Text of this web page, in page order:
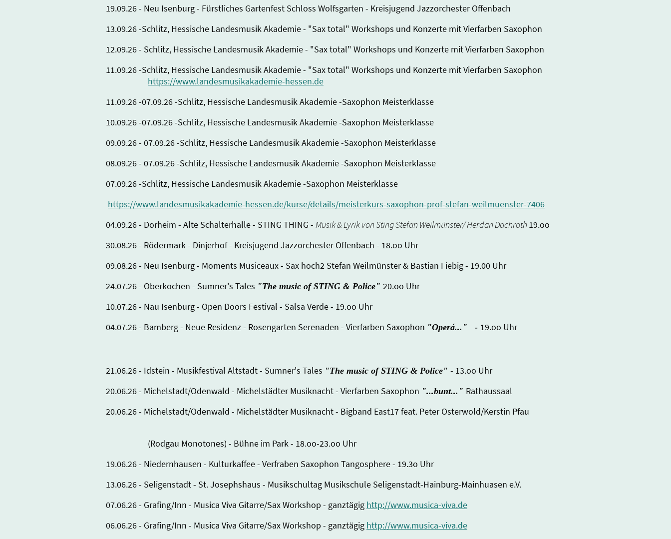
19.09.26 - Neu Isenburg - Fürstliches Gartenfest Schloss Wolfsgarten - Kreisjugend Jazzorchester Offenbach
13.09.26 -Schlitz, Hessische Landesmusik Akademie - "Sax total" Workshops und Konzerte mit Vierfarben Saxophon
12.09.26 - Schlitz, Hessische Landesmusik Akademie - "Sax total" Workshops und Konzerte mit Vierfarben Saxophon
11.09.26 -Schlitz, Hessische Landesmusik Akademie - "Sax total" Workshops und Konzerte mit Vierfarben Saxophon
https://www.landesmusikakademie-hessen.de
11.09.26 -07.09.26 -Schlitz, Hessische Landesmusik Akademie -Saxophon Meisterklasse
10.09.26 -07.09.26 -Schlitz, Hessische Landesmusik Akademie -Saxophon Meisterklasse
09.09.26 - 07.09.26 -Schlitz, Hessische Landesmusik Akademie -Saxophon Meisterklasse
08.09.26 - 07.09.26 -Schlitz, Hessische Landesmusik Akademie -Saxophon Meisterklasse
07.09.26 -Schlitz, Hessische Landesmusik Akademie -Saxophon Meisterklasse
https://www.landesmusikakademie-hessen.de/kurse/details/meisterkurs-saxophon-prof-stefan-weilmuenster-7406
04.09.26 - Dorheim - Alte Schalterhalle - STING THING - Musik & Lyrik von Sting Stefan Weilmünster/ Herdan Dachroth 19.oo
30.08.26 - Rödermark - Dinjerhof - Kreisjugend Jazzorchester Offenbach - 18.oo Uhr
09.08.26 - Neu Isenburg - Moments Musiceaux - Sax hoch2 Stefan Weilmünster & Bastian Fiebig - 19.00 Uhr
24.07.26 - Oberkochen - Sumner's Tales "The music of STING & Police" 20.oo Uhr
10.07.26 - Nau Isenburg - Open Doors Festival - Salsa Verde - 19.oo Uhr
04.07.26 - Bamberg - Neue Residenz - Rosengarten Serenaden - Vierfarben Saxophon "Operá..." - 19.oo Uhr
21.06.26 - Idstein - Musikfestival Altstadt - Sumner's Tales "The music of STING & Police" - 13.oo Uhr
20.06.26 - Michelstadt/Odenwald - Michelstädter Musiknacht - Vierfarben Saxophon "...bunt..." Rathaussaal
20.06.26 - Michelstadt/Odenwald - Michelstädter Musiknacht - Bigband East17 feat. Peter Osterwold/Kerstin Pfau
(Rodgau Monotones) - Bühne im Park - 18.oo-23.oo Uhr
19.06.26 - Niedernhausen - Kulturkaffee - Verfraben Saxophon Tangosphere - 19.3o Uhr
13.06.26 - Seligenstadt - St. Josephshaus - Musikschultag Musikschule Seligenstadt-Hainburg-Mainhuasen e.V.
07.06.26 - Grafing/Inn - Musica Viva Gitarre/Sax Workshop - ganztägig http://www.musica-viva.de
06.06.26 - Grafing/Inn - Musica Viva Gitarre/Sax Workshop - ganztägig http://www.musica-viva.de